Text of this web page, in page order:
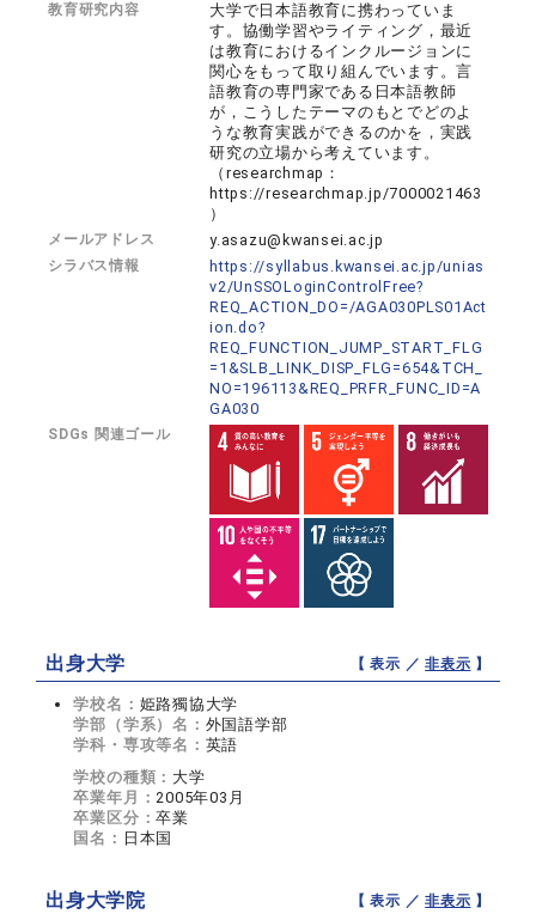
教育研究内容
大学で日本語教育に携わっていま
す。協働学習やライティング，最近
は教育におけるインクルージョンに
関心をもって取り組んでいます。言
語教育の専門家である日本語教師
が，こうしたテーマのもとでどのよ
うな教育実践ができるのかを，実践
研究の立場から考えています。
（researchmap：
https://researchmap.jp/7000021463
）
メールアドレス y.asazu@kwansei.ac.jp
シラバス情報
https://syllabus.kwansei.ac.jp/unias
v2/UnSSOLoginControlFree?
REQ_ACTION_DO=/AGA030PLS01Act
ion.do?
REQ_FUNCTION_JUMP_START_FLG
=1&SLB_LINK_DISP_FLG=654&TCH_
NO=196113&REQ_PRFR_FUNC_ID=A
GA030
SDGs 関連ゴール
出身大学 【 表示 ／非表示 】
学校名： 姫路獨協大学
学部（学系）名： 外国語学部
学科・専攻等名： 英語
学校の種類： 大学
卒業年月：2005年03月
卒業区分：卒業
国名： 日本国
出身大学院 【 表示 ／非表示 】